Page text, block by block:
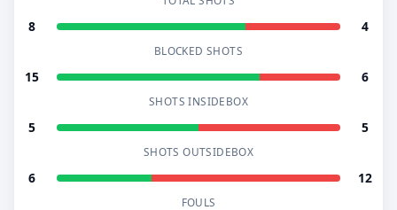
8 4
BLOCKED SHOTS
15 6
SHOTS INSIDEBOX
5 5
SHOTS OUTSIDEBOX
6 12
FOULS